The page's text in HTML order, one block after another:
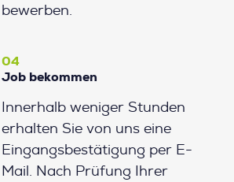
bewerben.
04
Job bekommen
Innerhalb weniger Stunden
erhalten Sie von uns eine
Eingangsbestätigung per E-
Mail. Nach Prüfung Ihrer